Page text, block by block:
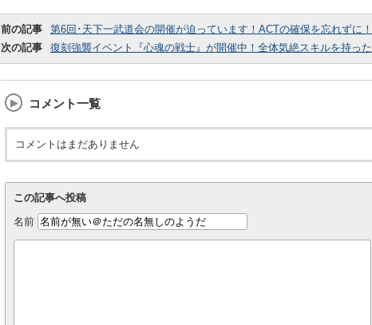
前の記事
第6回･天下一武道会の開催が迫っています！ACTの確保を忘れずに！
次の記事
復刻強襲イベント『心魂の戦士』が開催中！全体気絶スキルを持った天津飯が手に入るぞ！
コメント一覧
コメントはまだありません
この記事へ投稿
名前